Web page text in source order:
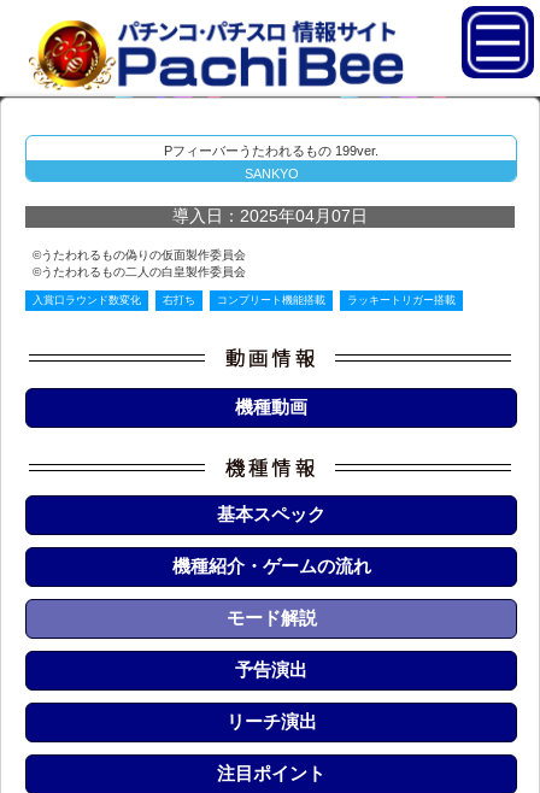
Pフィーバーうたわれるもの 199ver.
SANKYO
導入日：2025年04月07日
©うたわれるもの偽りの仮面製作委員会
©うたわれるもの二人の白皇製作委員会
入賞口ラウンド数変化 右打ち コンプリート機能搭載 ラッキートリガー搭載
機種動画
基本スペック
機種紹介・ゲームの流れ
モード解説
予告演出
リーチ演出
注目ポイント